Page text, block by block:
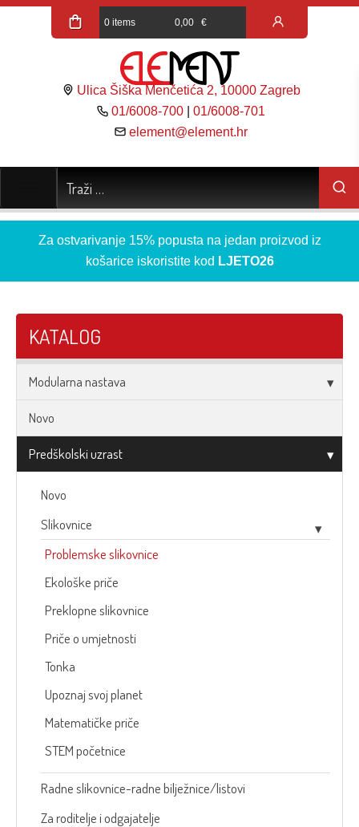
0 items 0,00 €
Ulica Šiška Menčetića 2, 10000 Zagreb
01/6008-700 |01/6008-701
element@element.hr
Za ostvarivanje 15% popusta na jedan proizvod iz
košarice iskoristite kod LJETO26
KATALOG
Modularna nastava
Novo
Predškolski uzrast
Novo
Slikovnice
Problemske slikovnice
Ekološke priče
Preklopne slikovnice
Priče o umjetnosti
Tonka
Upoznaj svoj planet
Matematičke priče
STEM početnice
Radne slikovnice-radne bilježnice/listovi
Za roditelje i odgajatelje